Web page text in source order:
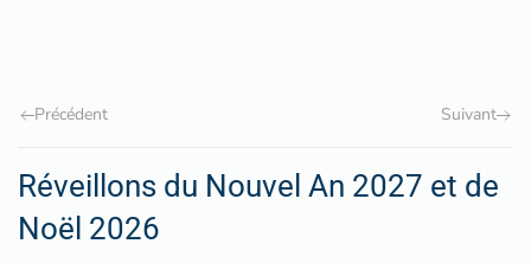
Précédent Suivant
Réveillons du Nouvel An 2027 et de
Noël 2026